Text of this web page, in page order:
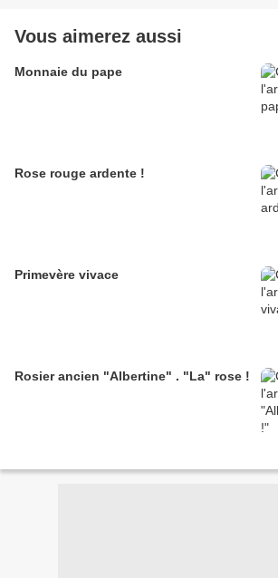
Vous aimerez aussi
Monnaie du pape
Rose rouge ardente !
Primevère vivace
Rosier ancien "Albertine" . "La" rose !